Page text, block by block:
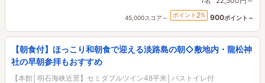
45,000スコア～ ポイント 2% 900ポイント～
【朝食付】ほっこり和朝食で迎える淡路島の朝◇敷地内・龍松神
社の早朝参拝もおすすめ
【本館│明石海峡近景】セミダブルツイン48平米│バストイレ付